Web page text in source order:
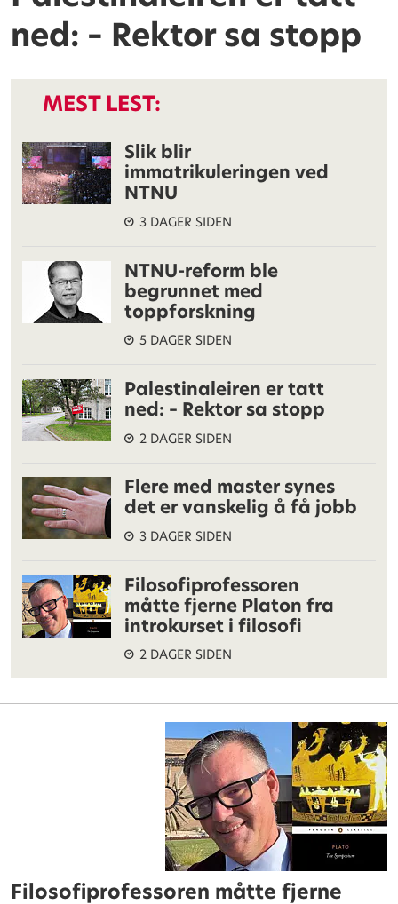
ned: – Rektor sa stopp
MEST LEST:
Slik blir
immatrikuleringen ved
NTNU
3 DAGER SIDEN
NTNU-reform ble
begrunnet med
toppforskning
5 DAGER SIDEN
Palestinaleiren er tatt
ned: – Rektor sa stopp
2 DAGER SIDEN
Flere med master synes
det er vanskelig å få jobb
3 DAGER SIDEN
Filosofiprofessoren
måtte fjerne Platon fra
introkurset i filosofi
2 DAGER SIDEN
Filosofiprofessoren måtte fjerne